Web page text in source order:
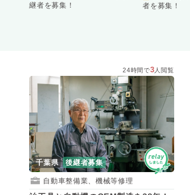
継者を募集！
者を募集！
24時間で3人閲覧
千葉県 後継者募集
自動車整備業、機械等修理